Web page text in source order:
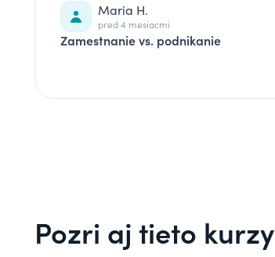
Maria H.
pred 4 mesiacmi
Zamestnanie vs. podnikanie
Pozri aj tieto kurzy